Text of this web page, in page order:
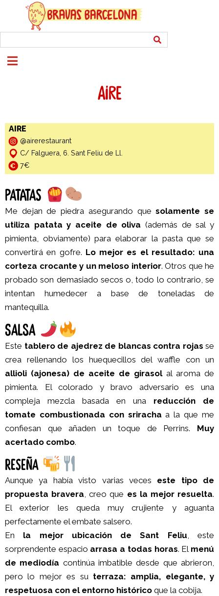
AIRE
AIRE
@airerestaurant
C/ Falguera, 6. Sant Feliu de Ll.
7€
PATATAS
Me dejan de piedra asegurando quesolamente se
utiliza patata y aceite de oliva (además de sal y
pimienta, obviamente) para elaborar la pasta que se
convertirá en gofre. Lo mejor es el resultado: una
corteza crocante y un meloso interior. Otros que he
probado son demasiado secos o, todo lo contrario, se
intentan humedecer a base de toneladas de
mantequilla.
SALSA
Este tablero de ajedrez de blancas contra rojas se
crea rellenando los huequecillos del waffle con un
allioli (ajonesa) de aceite de girasolal aroma de
pimienta. El colorado y bravo adversario es una
compleja mezcla basada en una reducción de
tomate combustionada con sriracha a la que me
confiesan que añaden un toque de Perrins. Muy
acertado combo.
RESEÑA
Aunque ya había visto varias veces este tipo de
propuesta bravera , creo que es la mejor resuelta.
El exterior les queda muy crujiente y aguanta
perfectamente el embate salsero.
En la mejor ubicación de Sant Feliu , este
sorprendente espacio arrasa a todas horas. El menú
de mediodía continúa imbatible desde que abrieron,
pero lo mejor es su terraza: amplia, elegante, y
respetuosa con el entorno histórico que la cobija.